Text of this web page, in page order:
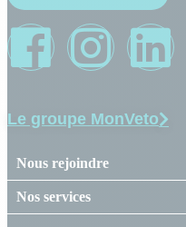
Le groupe MonVeto
Nous rejoindre
Nos services